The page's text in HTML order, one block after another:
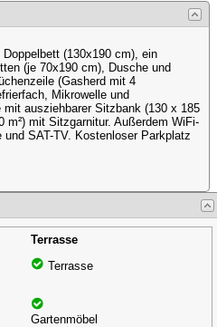
(130x190 cm), ein
(je 70x190 cm), Dusche und
(Gasherd mit 4
Mikrowelle und
ausziehbarer Sitzbank (130 x 185
m²) mit Sitzgarnitur. Außerdem WiFi-
SAT-TV. Kostenloser Parkplatz
Terrasse
Terrasse
Gartenmöbel